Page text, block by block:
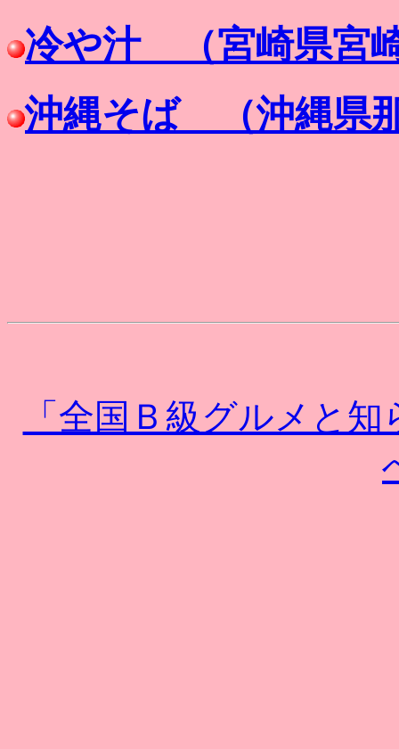
冷や汁 （宮崎県宮
沖縄そば （沖縄県
「全国Ｂ級グルメと